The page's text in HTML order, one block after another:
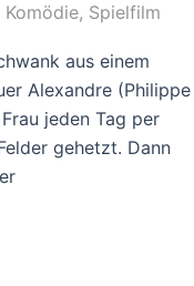
Komödie, Spielfilm
aus einem
Alexandre (Philippe
jeden Tag per
gehetzt. Dann